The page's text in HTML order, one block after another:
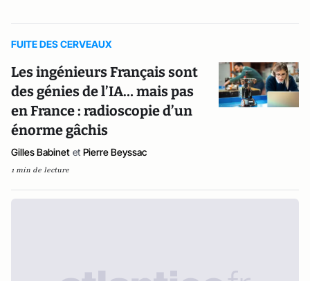
FUITE DES CERVEAUX
Les ingénieurs Français sont
des génies de l’IA… mais pas
en France : radioscopie d’un
énorme gâchis
Gilles Babinet et Pierre Beyssac
1 min de lecture